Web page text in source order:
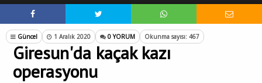
Güncel 1 Aralık 2020 0 YORUM Okunma sayısı: 467
Giresun'da kaçak kazı
operasyonu